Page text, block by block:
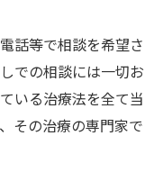
話等で相談を希望さ
での相談には一切お
いる治療法を全て当
その治療の専門家で